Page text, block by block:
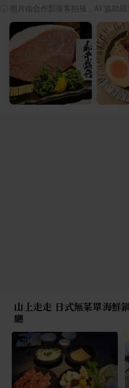
照片由合作部落客拍攝，AI 協助篩
山上走走 日式無菜單海鮮
廳